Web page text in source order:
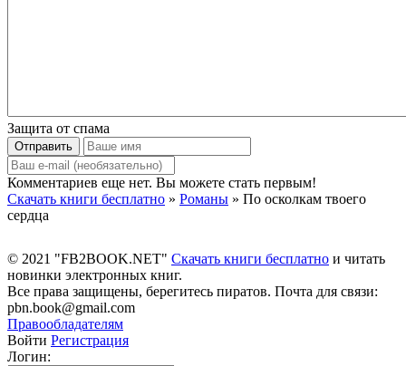
Защита от спама
Отправить
Комментариев еще нет. Вы можете стать первым!
Скачать книги бесплатно » Романы » По осколкам твоего
сердца
© 2021 "FB2BOOK.NET" Скачать книги бесплатно и читать
новинки электронных книг.
Все права защищены, берегитесь пиратов. Почта для связи:
pbn.book@gmail.com
Правообладателям
Войти Регистрация
Логин: